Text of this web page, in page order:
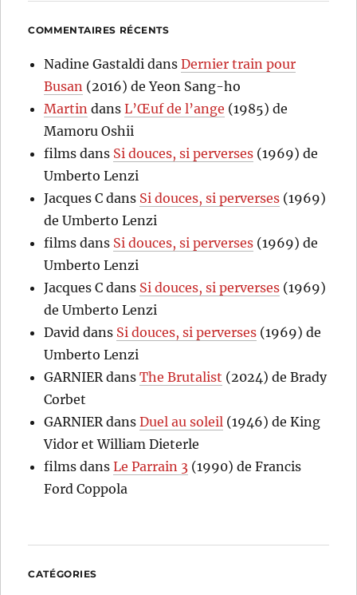
COMMENTAIRES RÉCENTS
Nadine Gastaldi dansDernier train pour
Busan (2016) de Yeon Sang-ho
Martin dansL’Œuf de l’ange (1985) de
Mamoru Oshii
films dans Si douces, si perverses (1969) de
Umberto Lenzi
Jacques C dans Si douces, si perverses (1969)
de Umberto Lenzi
films dans Si douces, si perverses (1969) de
Umberto Lenzi
Jacques C dans Si douces, si perverses (1969)
de Umberto Lenzi
David dans Si douces, si perverses (1969) de
Umberto Lenzi
GARNIERdansThe Brutalist (2024) de Brady
Corbet
GARNIERdansDuel au soleil (1946) de King
Vidor et William Dieterle
films dansLe Parrain 3 (1990) de Francis
Ford Coppola
CATÉGORIES